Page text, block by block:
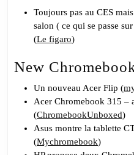
Toujours pas au CES
salon ( ce qui se passe
(Le figaro)
New
Un nouveau Acer Flip (
Acer Chromebook 315 –
(ChromebookUnboxed)
Asus montre la tablette
(Mychromebook)